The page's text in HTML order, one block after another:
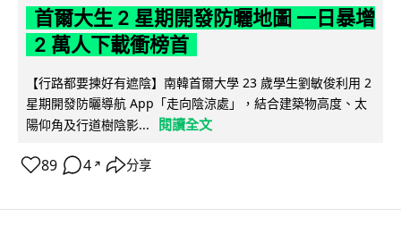
首爾大生 2 星期開發防曬地圖 一日暴增
2 萬人下載衝榜首
【行路都要揀好有遮陰】南韓首爾大學 23 歲學生劉敏俊利用 2
星期開發防曬導航 App「走向陰涼處」，結合建築物高度、太
陽仰角及行道樹陰影...
閱讀全文
89 4 ↗ 分享